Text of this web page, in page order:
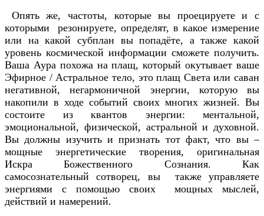
Опять же, частоты, которые вы проецируете и с
которыми резонируете, определят, в какое измерение
или на какой субплан вы попадёте, а также какой
уровень космической информации сможете получить.
Ваша Аура похожа на плащ, который окутывает ваше
Эфирное / Астральное тело, это плащ Света или саван
негативной, негармоничной энергии, которую вы
накопили в ходе событий своих многих жизней. Вы
состоите из квантов энергии: ментальной,
эмоциональной, физической, астральной и духовной.
Вы должны изучить и признать тот факт, что вы –
мощные энергетические творения, оригинальная
Искра Божественного Сознания. Как
самосознательный сотворец, вы также управляете
энергиями с помощью своих мощных мыслей,
действий и намерений.